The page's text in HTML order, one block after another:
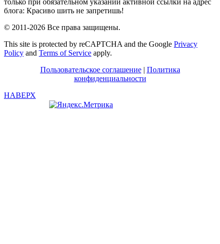
только при обязательном указании активной ссылки на адрес
блога: Красиво шить не запретишь!
© 2011-2026 Все права защищены.
This site is protected by reCAPTCHA and the Google Privacy
Policy and Terms of Service apply.
Пользовательское соглашение| Политика
конфиденциальности
НАВЕРХ